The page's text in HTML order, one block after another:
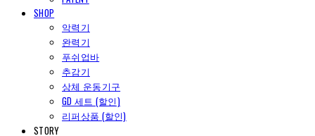
SHOP
악력기
완력기
푸쉬업바
추감기
상체 운동기구
GD 세트 (할인)
리퍼상품 (할인)
STORY